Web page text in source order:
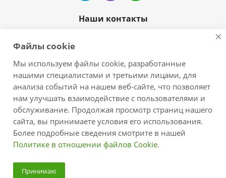
Наши контакты
zelove-shop@mail.ru
г.Краснодар, п.Новознаменский,
ул.Центральная/Черноморская
2026 © zelove.ru - интернет-магазин
Файлы cookie
Мы используем файлы cookie, разработанные
нашими специалистами и третьими лицами, для
анализа событий на нашем веб-сайте, что позволяет
нам улучшать взаимодействие с пользователями и
обслуживание. Продолжая просмотр страниц нашего
сайта, вы принимаете условия его использования.
Более подробные сведения смотрите в нашей
Политике в отношении файлов Cookie.
Принимаю